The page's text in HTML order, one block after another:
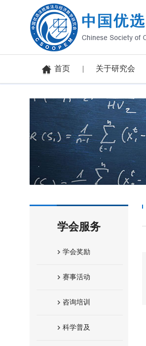
首页 关于研究会
学会服务
学会奖励
赛事活动
咨询培训
科学普及